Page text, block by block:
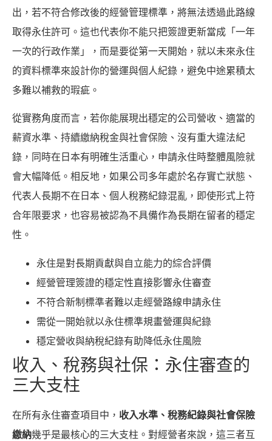
出，若不符合修改後的經營管理標準，將無法透過此路線
取得永住許可。這也代表你不能只把簽證更新當成「一年
一次的行政作業」，而是要從第一天開始，就以未來永住
的資料標準來設計你的營運與個人紀錄，避免中途累積太
多難以補救的瑕疵。
從實務角度而言，若你能展現出穩定的公司營收、適當的
薪資水準、持續繳納稅金與社會保險、沒有重大違法紀
錄，同時在日本有明確生活重心，申請永住時整體風險就
會大幅降低。相反地，如果公司多年處於名存實亡狀態、
代表人長期不在日本、個人稅務紀錄混亂，即使形式上符
合年限要求，也容易被認為不具備作為長期在留者的穩定
性。
永住是對長期貢獻與自立能力的綜合評價
經營管理簽證的穩定性直接影響永住審查
不符合新制標準者難以走經營路線申請永住
需從一開始就以永住標準規畫營運與紀錄
穩定營收與納稅紀錄有助降低永住風險
收入、稅務與社保：永住審查的
三大支柱
在所有永住審查項目中， 收入水準、稅務紀錄與社會保險
繳納幾乎是最核心的三大支柱。對經營者來說，這三者互